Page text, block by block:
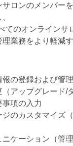
サロンのメンバー
てのオンラインサ
業務をより軽減
報の登録および管理
（アップグレード/
事項の入力
ジのカスタマイズ
ニケーション（管